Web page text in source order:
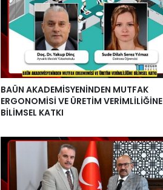
BAÜN AKADEMİSYENİNDEN MUTFAK
ERGONOMİSİ VE ÜRETİM VERİMLİLİĞİNE
BİLİMSEL KATKI